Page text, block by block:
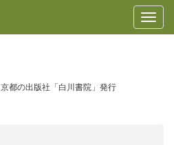
京都の出版社「白川書院」発行